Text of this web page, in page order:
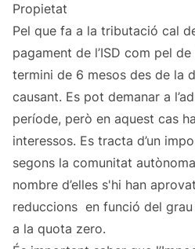
Propietat
Pel que fa a la tributació cal
pagament de l’ISD com pel
termini de 6 mesos des de la
causant. Es pot demanar a
període, però en aquest cas
interessos. Es tracta d’un
segons la comunitat
nombre d’elles s'hi han
reduccions en funció del
a la quota zero.